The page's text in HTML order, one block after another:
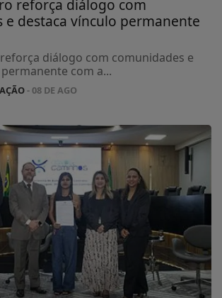
reforça diálogo com
e destaca vínculo permanente
diálogo com comunidades e
com a...
- 08 DE AGO